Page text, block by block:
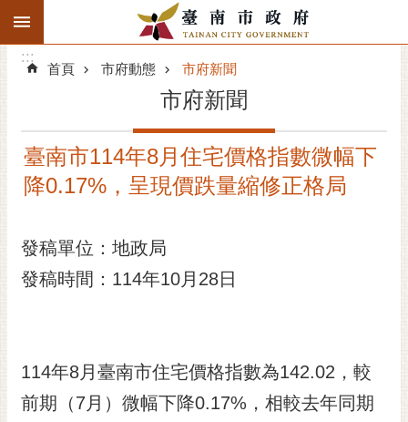
跳到主要內容區塊
搜
階
精彩府城
市府團隊
主題服務
市民互動
:::
:::
首頁 市府動態 市府新聞
市府新聞
臺南市114年8月住宅價格指數微幅下
降0.17%，呈現價跌量縮修正格局
發稿單位：地政局
發稿時間：114年10月28日
114年8月臺南市住宅價格指數為142.02，較
前期（7月）微幅下降0.17%，相較去年同期